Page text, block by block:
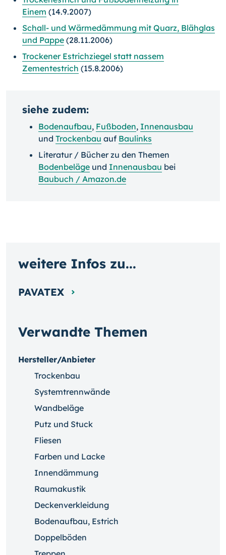
Einem (14.9.2007)
Schall- und Wärmedämmung mit Quarz, Blähglas
und Pappe (28.11.2006)
Trockener Estrichziegel statt nassem
Zementestrich (15.8.2006)
siehe zudem:
Bodenaufbau, Fußboden, Innenausbau
und Trockenbau auf Baulinks
Literatur / Bücher zu den Themen
Bodenbeläge und Innenausbau bei
Baubuch / Amazon.de
Verwandte Themen
Hersteller/Anbieter
Trockenbau
Systemtrennwände
Wandbeläge
Putz und Stuck
Fliesen
Farben und Lacke
Innendämmung
Raumakustik
Deckenverkleidung
Bodenaufbau, Estrich
Doppelböden
weitere Infos zu...
PAVATEX